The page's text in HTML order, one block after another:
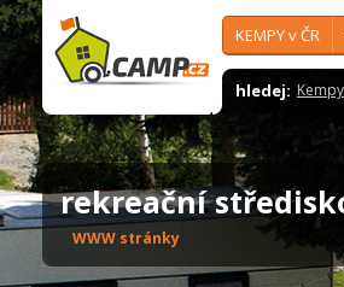
KEMPY v ČR
hledej:
rekreační
WWW stránky